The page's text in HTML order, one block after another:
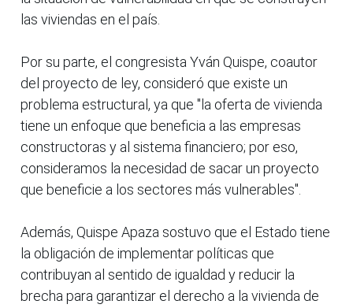
las viviendas en el país.
Por su parte, el congresista Yván Quispe, coautor
del proyecto de ley, consideró que existe un
problema estructural, ya que "la oferta de vivienda
tiene un enfoque que beneficia a las empresas
constructoras y al sistema financiero; por eso,
consideramos la necesidad de sacar un proyecto
que beneficie a los sectores más vulnerables".
Además, Quispe Apaza sostuvo que el Estado tiene
la obligación de implementar políticas que
contribuyan al sentido de igualdad y reducir la
brecha para garantizar el derecho a la vivienda de